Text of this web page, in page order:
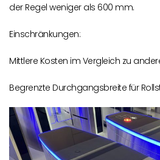
der Regel weniger als 600 mm.
Einschränkungen:
Mittlere Kosten im Vergleich zu
Begrenzte Durchgangsbreite für